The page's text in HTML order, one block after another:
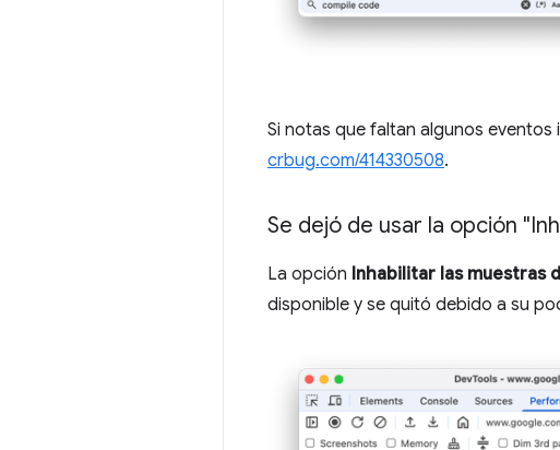
Si notas que faltan algunos
crbug.com/414330508.
Se dejó de usar la opción
La opción Inhabilitar las muestras
disponible y se quitó debido a su